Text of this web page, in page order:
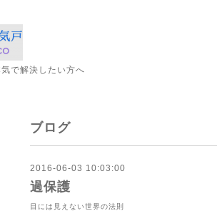
で解決したい方へ
ブログ
2016-06-03 10:03:00
過保護
目には見えない世界の法則